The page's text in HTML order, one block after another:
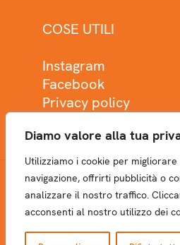
Diamo valore alla tua
Utilizziamo i cookie per
navigazione, offrirti pubblicità o
analizzare il nostro traffico.
acconsenti al nostro utilizzo dei
COSE UTILI
Instagram
Facebook
Privacy policy
NEWSLETTER